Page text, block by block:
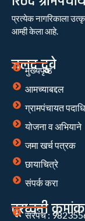
प्रत्येक नागरिकाला
आम्ही केला आहे.
जलद दुवे
मुख्यपृष्ठ
आमच्याबद्दल
ग्रामपंचायत
योजना व अभियाने
जमा खर्च पत्रक
छायाचित्रे
संपर्क करा
दूरध्वनी क्रमांक
सरपंच :